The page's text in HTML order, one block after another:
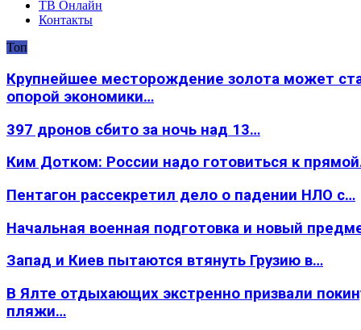
ТВ Онлайн
Контакты
Топ
Крупнейшее месторождение золота может
опорой экономики…
397 дронов сбито за ночь над 13…
Ким Дотком: России надо готовиться к
Пентагон рассекретил дело о падении НЛО с…
Начальная военная подготовка и новый
Запад и Киев пытаются втянуть Грузию в…
В Ялте отдыхающих экстренно призвали
пляжи…